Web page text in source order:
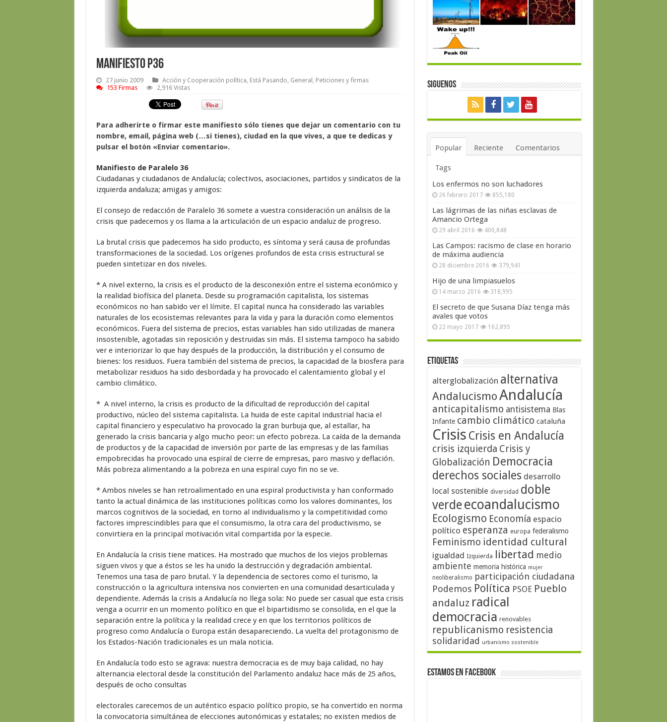
Manifiesto P36
27 junio 2009 Acción y Cooperación política Está Pasando General Peticiones y firmas
153 Firmas
2,916 Vistas
Para adherirte o firmar este manifiesto sólo tienes que dejar un comentario con tu
nombre, email, página web (…si tienes), ciudad en la que vives, a que te dedicas y
pulsar el botón «Enviar comentario».
Manifiesto de Paralelo 36
Ciudadanas y ciudadanos de Andalucía; colectivos, asociaciones, partidos y sindicatos de la
izquierda andaluza; amigas y amigos:
El consejo de redacción de Paralelo 36 somete a vuestra consideración un análisis de la
crisis que padecemos y os llama a la articulación de un espacio andaluz de progreso.
La brutal crisis que padecemos ha sido producto, es síntoma y será causa de profundas
transformaciones de la sociedad. Los orígenes profundos de esta crisis estructural se
pueden sintetizar en dos niveles.
* A nivel externo, la crisis es el producto de la desconexión entre el sistema económico y
la realidad biofísica del planeta. Desde su programación capitalista, los sistemas
económicos no han sabido ver el límite. El capital nunca ha considerado las variables
naturales de los ecosistemas relevantes para la vida y para la duración como elementos
económicos. Fuera del sistema de precios, estas variables han sido utilizadas de manera
insostenible, agotadas sin reposición y destruidas sin más. El sistema tampoco ha sabido
ver e interiorizar lo que hay después de la producción, la distribución y el consumo de
bienes: los residuos. Fuera también del sistema de precios, la capacidad de la biosfera para
metabolizar residuos ha sido desbordada y ha provocado el calentamiento global y el
cambio climático.
* A nivel interno, la crisis es producto de la dificultad de reproducción del capital
productivo, núcleo del sistema capitalista. La huida de este capital industrial hacia el
capital financiero y especulativo ha provocado la gran burbuja que, al estallar, ha
generado la crisis bancaria y algo mucho peor: un efecto pobreza. La caída de la demanda
de productos y de la capacidad de inversión por parte de las empresas y de las familias
empobrecidas ha provocado una espiral de cierre de empresas, paro masivo y deflación.
Más pobreza alimentando a la pobreza en una espiral cuyo fin no se ve.
* Ambos niveles se han retroalimentado en una espiral productivista y han conformado
tanto la actual dinámica de las instituciones políticas como los valores dominantes, los
marcos cognitivos de la sociedad, en torno al individualismo y la competitividad como
factores imprescindibles para que el consumismo, la otra cara del productivismo, se
convirtiera en la principal motivación vital compartida por la especie.
En Andalucía la crisis tiene matices. Ha mostrado que muchos de los viejos problemas
siguen vivos y que a éstos se les ha unido la destrucción y degradación ambiental.
Tenemos una tasa de paro brutal. Y la dependencia de sectores como el turismo, la
construcción o la agricultura intensiva nos convierten en una comunidad desarticulada y
dependiente. Además la crisis a Andalucía no llega sola: No puede ser casual que esta crisis
venga a ocurrir en un momento político en que el bipartidismo se consolida, en el que la
separación entre la política y la realidad crece y en que los territorios políticos de
progreso como Andalucía o Europa están desapareciendo. La vuelta del protagonismo de
los Estados-Nación tradicionales es un mala noticia.
En Andalucía todo esto se agrava: nuestra democracia es de muy baja calidad, no hay
alternancia electoral desde la constitución del Parlamento andaluz hace más de 25 años,
después de ocho consultas
electorales carecemos de un auténtico espacio político propio, se ha convertido en norma
la convocatoria simultánea de elecciones autonómicas y estatales; no existen medios de
Siguenos
Popular Reciente Comentarios
Tags
Los enfermos no son luchadores
26 febrero 2017 855,180
Las lágrimas de las niñas esclavas de
Amancio Ortega
29 abril 2016 400,848
Las Campos: racismo de clase en horario
de máxima audiencia
28 diciembre 2016 379,941
Hijo de una limpiasuelos
14 marzo 2016 318,995
El secreto de que Susana Díaz tenga más
avales que votos
22 mayo 2017 162,895
Etiquetas
alterglobalización alternativa
AndalucismoAndalucía
anticapitalismo antisistema Blas
Infante cambio climático cataluña
Crisis Crisis en Andalucía
crisis izquierda Crisis y
Globalización Democracia
derechos sociales desarrollo
local sostenible diversidad doble
verdeecoandalucismo
Ecologismo Economía espacio
político esperanza europa federalismo
Feminismo identidad cultural
igualdad Izquierda libertad medio
ambiente memoria histórica mujer
neoliberalismo participación ciudadana
Podemos Política PSOE Pueblo
andaluz radical
democracia renovables
republicanismo resistencia
solidaridad urbanismo sostenible
Estamos en Facebook